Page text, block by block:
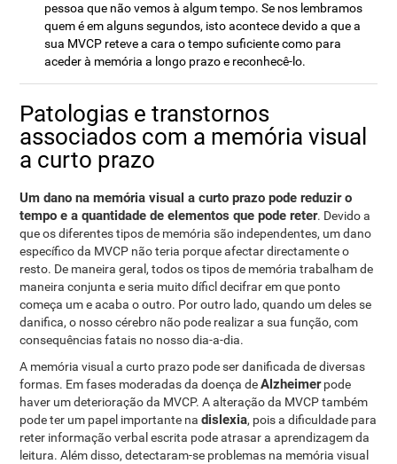
pessoa que não vemos à algum tempo. Se nos lembramos
quem é em alguns segundos, isto acontece devido a que a
sua MVCP reteve a cara o tempo suficiente como para
aceder à memória a longo prazo e reconhecê-lo.
Patologias e transtornos
associados com a memória visual
a curto prazo
Um dano na memória visual a curto prazo pode reduzir o
tempo e a quantidade de elementos que pode reter. Devido a
que os diferentes tipos de memória são independentes, um dano
específico da MVCP não teria porque afectar directamente o
resto. De maneira geral, todos os tipos de memória trabalham de
maneira conjunta e seria muito díficl decifrar em que ponto
começa um e acaba o outro. Por outro lado, quando um deles se
danifica, o nosso cérebro não pode realizar a sua função, com
consequências fatais no nosso dia-a-dia.
A memória visual a curto prazo pode ser danificada de diversas
formas. Em fases moderadas da doença deAlzheimerpode
haver um deterioração da MVCP. A alteração da MVCP também
pode ter um papel importante nadislexia, pois a dificuldade para
reter informação verbal escrita pode atrasar a aprendizagem da
leitura. Além disso, detectaram-se problemas na memória visual